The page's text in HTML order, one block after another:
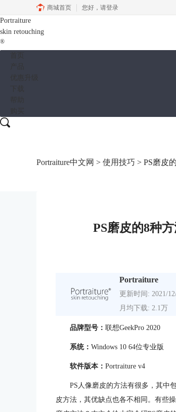
商城首页 您好， 请登录
Portraiture
skin retouching
®
Portraiture中文网 > 使用技巧 > PS磨皮
PS磨皮的8种
Portraiture
更新时间: 2021/
月均下载: 2.1万
品牌型号： 联想GeekPro 2020
系统： Windows 10 64位专业版
软件版本： Portraiture v4
PS人像磨皮的方法有很多，其中
皮方法，其优缺点也各不相同。有些